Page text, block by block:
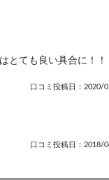
とても良い具合に！！
口コミ投稿日：2020/
口コミ投稿日：2018/